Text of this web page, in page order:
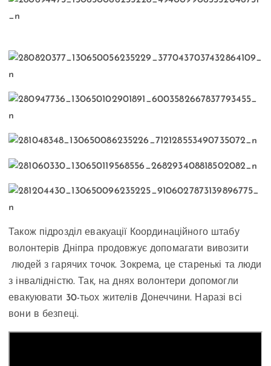
Також підрозділ евакуації Координаційного штабу
волонтерів Дніпра продовжує допомагати вивозити
людей з гарячих точок. Зокрема, це старенькі та люди
з інвалідністю. Так, на днях волонтери допомогли
евакуювати 30-тьох жителів Донеччини. Наразі всі
вони в безпеці.